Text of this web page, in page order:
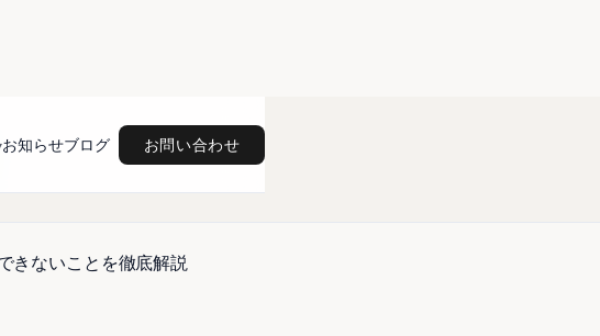
お知らせブログ お問い合わせ
きないことを徹底解説